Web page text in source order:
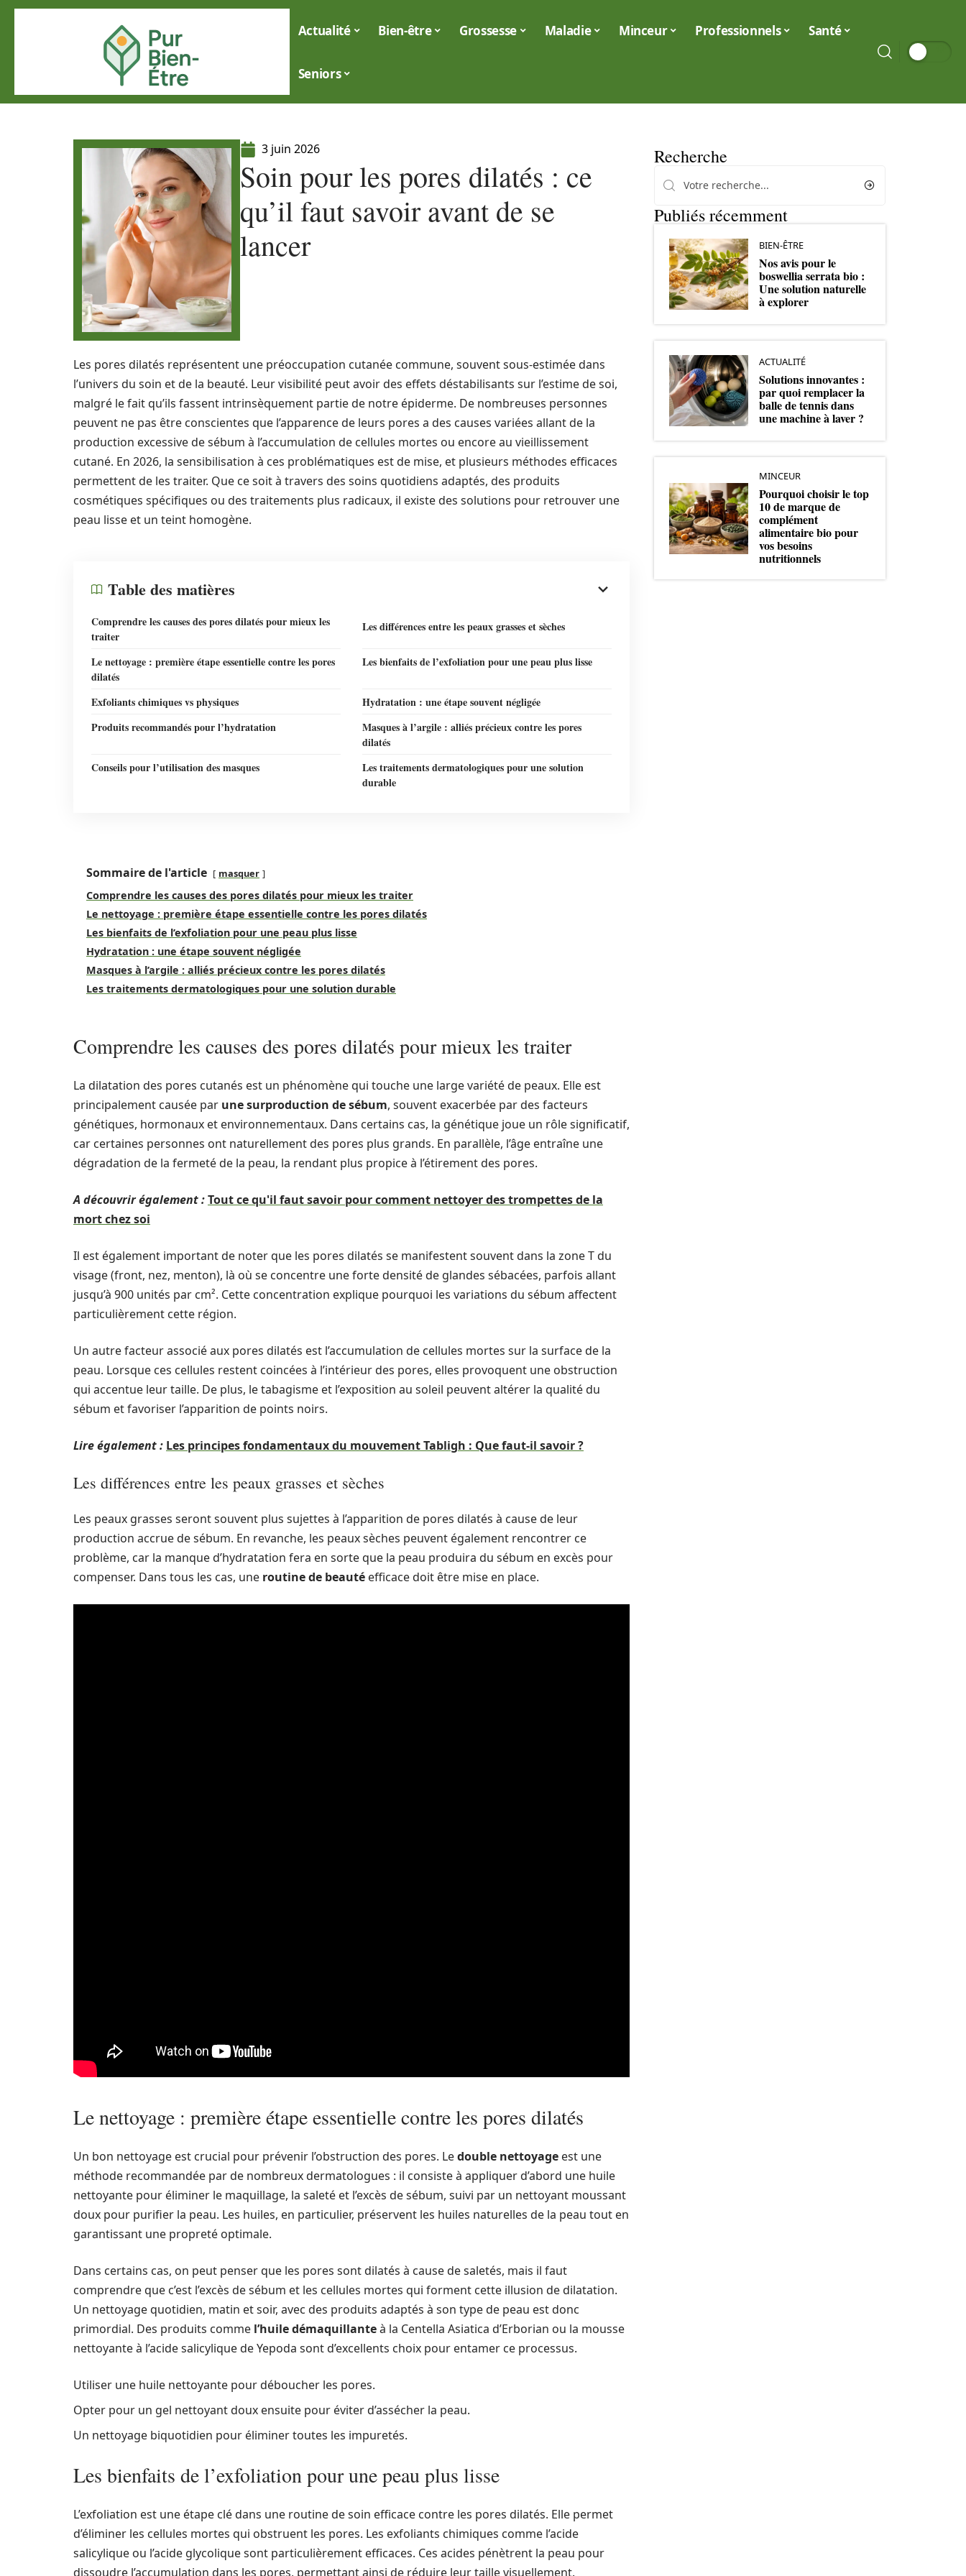
Actualité Bien-être Grossesse Maladie Minceur Professionnels Santé
Seniors
3 juin 2026
Soin pour les pores dilatés : ce
qu’il faut savoir avant de se
lancer
Les pores dilatés représentent une préoccupation cutanée commune, souvent sous-estimée dans
l’univers du soin et de la beauté. Leur visibilité peut avoir des effets déstabilisants sur l’estime de soi,
malgré le fait qu’ils fassent intrinsèquement partie de notre épiderme. De nombreuses personnes
peuvent ne pas être conscientes que l’apparence de leurs pores a des causes variées allant de la
production excessive de sébum à l’accumulation de cellules mortes ou encore au vieillissement
cutané. En 2026, la sensibilisation à ces problématiques est de mise, et plusieurs méthodes efficaces
permettent de les traiter. Que ce soit à travers des soins quotidiens adaptés, des produits
cosmétiques spécifiques ou des traitements plus radicaux, il existe des solutions pour retrouver une
peau lisse et un teint homogène.
Table des matières
Comprendre les causes des pores dilatés pour mieux les
traiter
Les différences entre les peaux grasses et sèches
Le nettoyage : première étape essentielle contre les pores
dilatés
Les bienfaits de l’exfoliation pour une peau plus lisse
Exfoliants chimiques vs physiques
Hydratation : une étape souvent négligée
Produits recommandés pour l’hydratation
Masques à l’argile : alliés précieux contre les pores
dilatés
Conseils pour l’utilisation des masques
Les traitements dermatologiques pour une solution
durable
Sommaire de l'article masquer
Comprendre les causes des pores dilatés pour mieux les traiter
Le nettoyage : première étape essentielle contre les pores dilatés
Les bienfaits de l’exfoliation pour une peau plus lisse
Hydratation : une étape souvent négligée
Masques à l’argile : alliés précieux contre les pores dilatés
Les traitements dermatologiques pour une solution durable
Comprendre les causes des pores dilatés pour mieux les traiter
La dilatation des pores cutanés est un phénomène qui touche une large variété de peaux. Elle est
principalement causée par une surproduction de sébum, souvent exacerbée par des facteurs
génétiques, hormonaux et environnementaux. Dans certains cas, la génétique joue un rôle significatif,
car certaines personnes ont naturellement des pores plus grands. En parallèle, l’âge entraîne une
dégradation de la fermeté de la peau, la rendant plus propice à l’étirement des pores.
A découvrir également :Tout ce qu'il faut savoir pour comment nettoyer des trompettes de la
mort chez soi
Il est également important de noter que les pores dilatés se manifestent souvent dans la zone T du
visage (front, nez, menton), là où se concentre une forte densité de glandes sébacées, parfois allant
jusqu’à 900 unités par cm². Cette concentration explique pourquoi les variations du sébum affectent
particulièrement cette région.
Un autre facteur associé aux pores dilatés est l’accumulation de cellules mortes sur la surface de la
peau. Lorsque ces cellules restent coincées à l’intérieur des pores, elles provoquent une obstruction
qui accentue leur taille. De plus, le tabagisme et l’exposition au soleil peuvent altérer la qualité du
sébum et favoriser l’apparition de points noirs.
Lire également : Les principes fondamentaux du mouvement Tabligh : Que faut-il savoir ?
Les différences entre les peaux grasses et sèches
Les peaux grasses seront souvent plus sujettes à l’apparition de pores dilatés à cause de leur
production accrue de sébum. En revanche, les peaux sèches peuvent également rencontrer ce
problème, car la manque d’hydratation fera en sorte que la peau produira du sébum en excès pour
compenser. Dans tous les cas, une routine de beauté efficace doit être mise en place.
Le nettoyage : première étape essentielle contre les pores dilatés
Un bon nettoyage est crucial pour prévenir l’obstruction des pores. Ledouble nettoyage est une
méthode recommandée par de nombreux dermatologues : il consiste à appliquer d’abord une huile
nettoyante pour éliminer le maquillage, la saleté et l’excès de sébum, suivi par un nettoyant moussant
doux pour purifier la peau. Les huiles, en particulier, préservent les huiles naturelles de la peau tout en
garantissant une propreté optimale.
Dans certains cas, on peut penser que les pores sont dilatés à cause de saletés, mais il faut
comprendre que c’est l’excès de sébum et les cellules mortes qui forment cette illusion de dilatation.
Un nettoyage quotidien, matin et soir, avec des produits adaptés à son type de peau est donc
primordial. Des produits comme l’huile démaquillanteà la Centella Asiatica d’Erborian ou la mousse
nettoyante à l’acide salicylique de Yepoda sont d’excellents choix pour entamer ce processus.
Utiliser une huile nettoyante pour déboucher les pores.
Opter pour un gel nettoyant doux ensuite pour éviter d’assécher la peau.
Un nettoyage biquotidien pour éliminer toutes les impuretés.
Les bienfaits de l’exfoliation pour une peau plus lisse
L’exfoliation est une étape clé dans une routine de soin efficace contre les pores dilatés. Elle permet
d’éliminer les cellules mortes qui obstruent les pores. Les exfoliants chimiques comme l’acide
salicylique ou l’acide glycolique sont particulièrement efficaces. Ces acides pénètrent la peau pour
dissoudre l’accumulation dans les pores, permettant ainsi de réduire leur taille visuellement.
Recherche
Publiés récemment
BIEN-ÊTRE
Nos avis pour le
boswellia serrata bio :
Une solution naturelle
à explorer
ACTUALITÉ
Solutions innovantes :
par quoi remplacer la
balle de tennis dans
une machine à laver ?
MINCEUR
Pourquoi choisir le top
10 de marque de
complément
alimentaire bio pour
vos besoins
nutritionnels